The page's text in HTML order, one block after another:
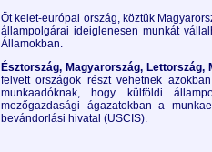
Öt kelet-európai ország, köztük
állampolgárai ideiglenesen munkát
Államokban.
Észtország, Magyarország,
felvett országok részt vehetnek
munkaadóknak, hogy külföldi
mezőgazdasági ágazatokban a
bevándorlási hivatal (USCIS).